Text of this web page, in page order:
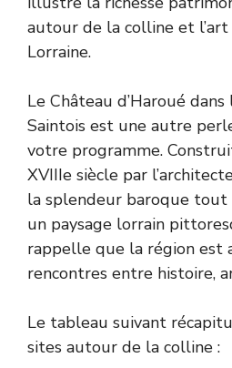
autour de la colline et
Lorraine.
Le Château d’Haroué
Saintois est une autre
votre programme.
XVIIIe siècle par
la splendeur baroque tout
un paysage lorrain
rappelle que la région est
rencontres entre histoire,
Le tableau suivant
sites autour de la colline :